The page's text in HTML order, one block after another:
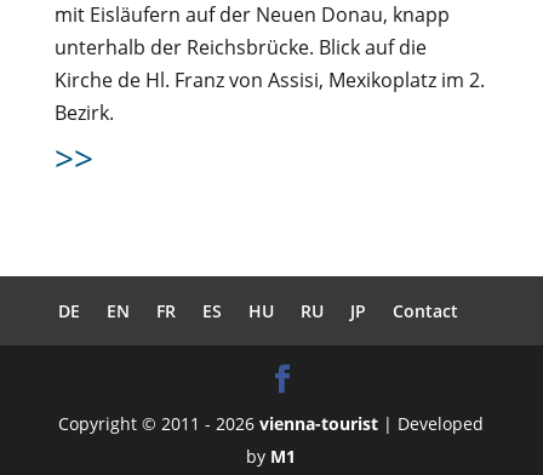
mit Eisläufern auf der Neuen Donau, knapp
unterhalb der Reichsbrücke. Blick auf die
Kirche de Hl. Franz von Assisi, Mexikoplatz im 2.
Bezirk.
>>
DE EN FR ES HU RU JP Contact
Copyright © 2011 - 2026vienna-tourist | Developed
by M1